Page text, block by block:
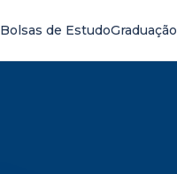
Bolsas de EstudoGraduação